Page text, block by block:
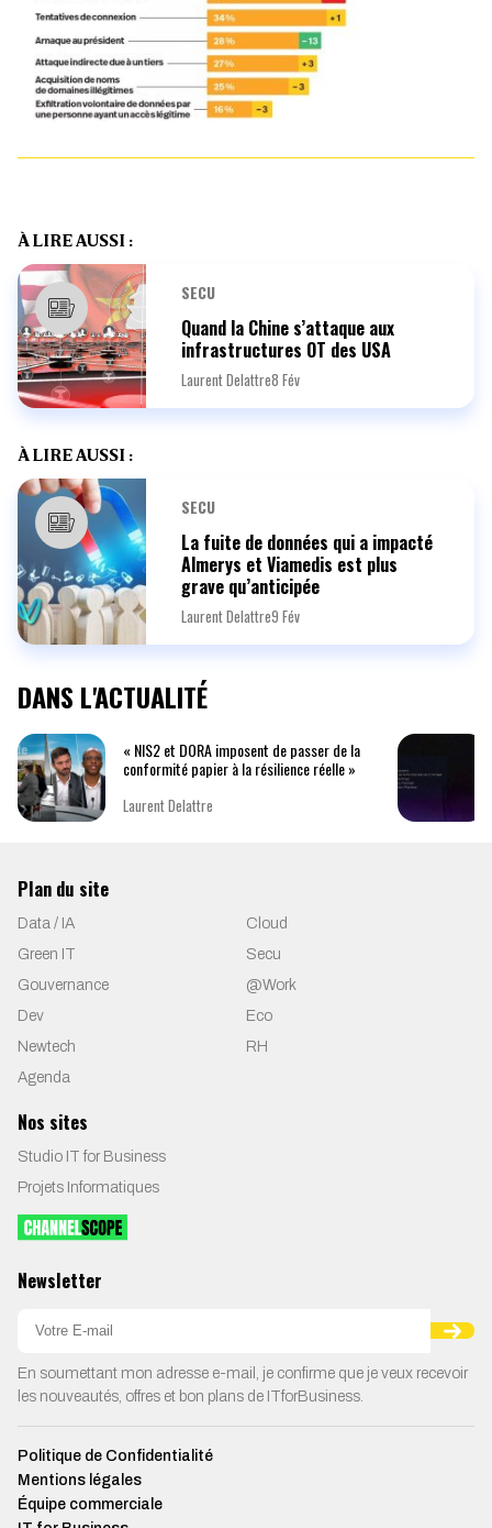
À LIRE AUSSI :
SECU
Quand la Chine s’attaque aux
infrastructures OT des USA
Laurent Delattre8 Fév
À LIRE AUSSI :
SECU
La fuite de données qui a impacté
Almerys et Viamedis est plus
grave qu’anticipée
Laurent Delattre9 Fév
DANS L'ACTUALITÉ
« NIS2 et DORA imposent de passer de la
conformité papier à la résilience réelle »
Laurent Delattre
Plan du site
Data / IA
Cloud
Green IT
Secu
Gouvernance
@Work
Dev
Eco
Newtech
RH
Agenda
Nos sites
Studio IT for Business
Projets Informatiques
Newsletter
En soumettant mon adresse e-mail, je confirme que je veux recevoir
les nouveautés, offres et bon plans de ITforBusiness.
Politique de Confidentialité
Mentions légales
Équipe commerciale